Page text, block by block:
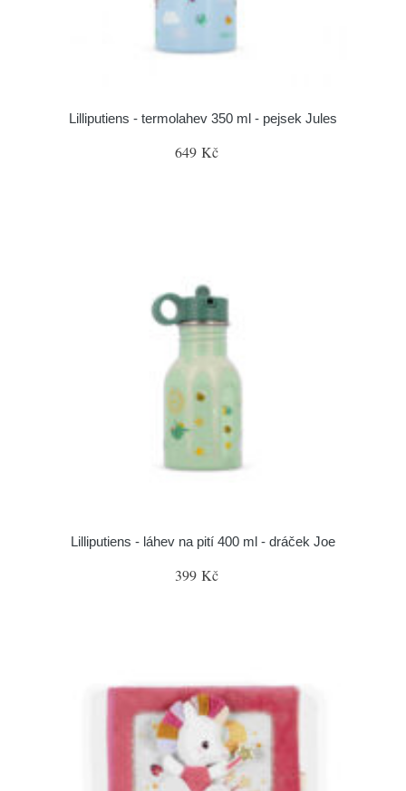
Lilliputiens - termolahev 350 ml - pejsek Jules
649 Kč
Lilliputiens - láhev na pití 400 ml - dráček Joe
399 Kč